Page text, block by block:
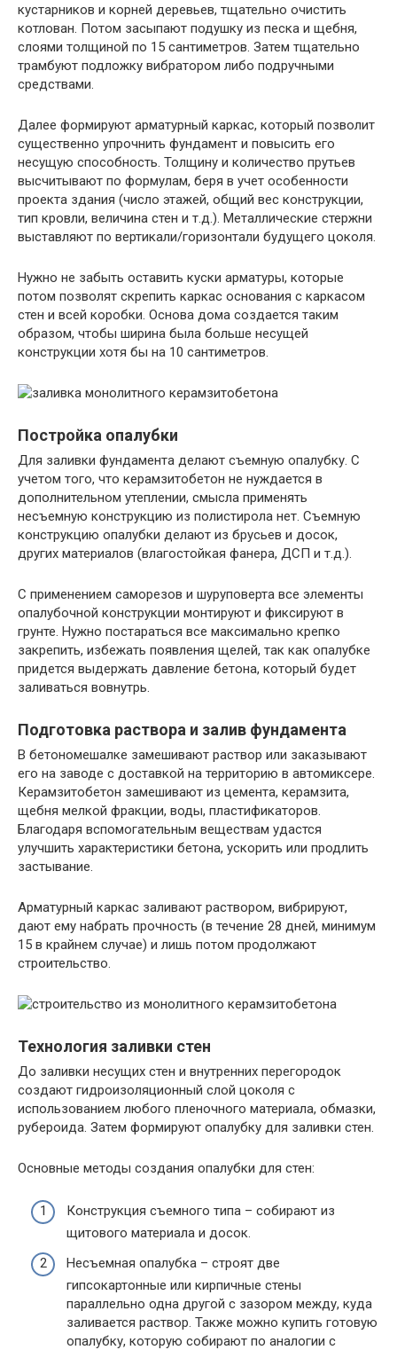
кустарников и корней деревьев, тщательно очистить
котлован. Потом засыпают подушку из песка и щебня,
слоями толщиной по 15 сантиметров. Затем тщательно
трамбуют подложку вибратором либо подручными
средствами.
Далее формируют арматурный каркас, который позволит
существенно упрочнить фундамент и повысить его
несущую способность. Толщину и количество прутьев
высчитывают по формулам, беря в учет особенности
проекта здания (число этажей, общий вес конструкции,
тип кровли, величина стен и т.д.). Металлические стержни
выставляют по вертикали/горизонтали будущего цоколя.
Нужно не забыть оставить куски арматуры, которые
потом позволят скрепить каркас основания с каркасом
стен и всей коробки. Основа дома создается таким
образом, чтобы ширина была больше несущей
конструкции хотя бы на 10 сантиметров.
Постройка опалубки
Для заливки фундамента делают съемную опалубку. С
учетом того, что керамзитобетон не нуждается в
дополнительном утеплении, смысла применять
несъемную конструкцию из полистирола нет. Съемную
конструкцию опалубки делают из брусьев и досок,
других материалов (влагостойкая фанера, ДСП и т.д.).
С применением саморезов и шуруповерта все элементы
опалубочной конструкции монтируют и фиксируют в
грунте. Нужно постараться все максимально крепко
закрепить, избежать появления щелей, так как опалубке
придется выдержать давление бетона, который будет
заливаться вовнутрь.
Подготовка раствора и залив фундамента
В бетономешалке замешивают раствор или заказывают
его на заводе с доставкой на территорию в автомиксере.
Керамзитобетон замешивают из цемента, керамзита,
щебня мелкой фракции, воды, пластификаторов.
Благодаря вспомогательным веществам удастся
улучшить характеристики бетона, ускорить или продлить
застывание.
Арматурный каркас заливают раствором, вибрируют,
дают ему набрать прочность (в течение 28 дней, минимум
15 в крайнем случае) и лишь потом продолжают
строительство.
Технология заливки стен
До заливки несущих стен и внутренних перегородок
создают гидроизоляционный слой цоколя с
использованием любого пленочного материала, обмазки,
рубероида. Затем формируют опалубку для заливки стен.
Основные методы создания опалубки для стен:
Конструкция съемного типа – собирают из
щитового материала и досок.
Несъемная опалубка – строят две
гипсокартонные или кирпичные стены
параллельно одна другой с зазором между, куда
заливается раствор. Также можно купить готовую
опалубку, которую собирают по аналогии с